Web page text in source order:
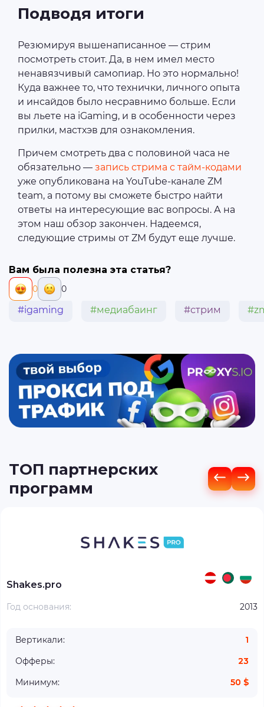
Подводя итоги
Резюмируя вышенаписанное — стрим
посмотреть стоит. Да, в нем имел место
ненавязчивый самопиар. Но это нормально!
Куда важнее то, что технички, личного опыта
и инсайдов было несравнимо больше. Если
вы льете на iGaming, и в особенности через
прилки, мастхэв для ознакомления.
Причем смотреть два с половиной часа не
обязательно — запись стрима с тайм-кодами
уже опубликована на YouTube-канале ZM
team, а потому вы сможете быстро найти
ответы на интересующие вас вопросы. А на
этом наш обзор закончен. Надеемся,
следующие стримы от ZM будут еще лучше.
Вам была полезна эта статья?
0 0
#igaming #медиабаинг #стрим
ТОП партнерских
программ
Shakes.pro
Год основания: 2013
Вертикали:
1
Офферы:
23
Минимум:
50 $